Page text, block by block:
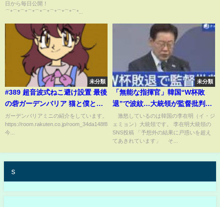
日から毎日公開！
⌒*⌒*⌒*⌒*⌒*⌒*⌒*⌒*⌒*⌒*...
未分類
#389 超音波式ねこ避け設置 最後
の砦ガーデンバリア 猫と僕との
100日戦争
ガーデンバリアミニの紹介をしています。
https://room.rakuten.co.jp/room_34da148f8e/items
今...
未分類
「無能な指揮官」韓国“W杯敗
退”で波紋…大統領が監督批判
【スーパーJチャンネル】(2026
年6月29日)
激怒しているのは韓国の李在明（イ・ジ
ェミョン）大統領です。 李在明大統領の
SNS投稿 「予想外の結果に戸惑いを超え
てあきれています」 そ...
s